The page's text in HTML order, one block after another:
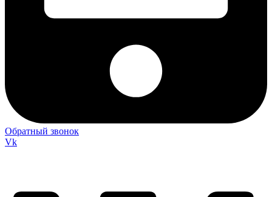
Обратный звонок
Vk